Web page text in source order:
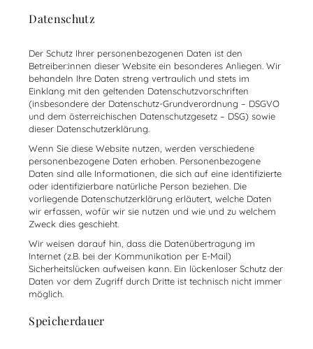
Datenschutz
Der Schutz Ihrer personenbezogenen Daten ist den
Betreiber:innen dieser Website ein besonderes Anliegen. Wir
behandeln Ihre Daten streng vertraulich und stets im
Einklang mit den geltenden Datenschutzvorschriften
(insbesondere der Datenschutz-Grundverordnung – DSGVO
und dem österreichischen Datenschutzgesetz – DSG) sowie
dieser Datenschutzerklärung.
Wenn Sie diese Website nutzen, werden verschiedene
personenbezogene Daten erhoben. Personenbezogene
Daten sind alle Informationen, die sich auf eine identifizierte
oder identifizierbare natürliche Person beziehen. Die
vorliegende Datenschutzerklärung erläutert, welche Daten
wir erfassen, wofür wir sie nutzen und wie und zu welchem
Zweck dies geschieht.
Wir weisen darauf hin, dass die Datenübertragung im
Internet (z.B. bei der Kommunikation per E-Mail)
Sicherheitslücken aufweisen kann. Ein lückenloser Schutz der
Daten vor dem Zugriff durch Dritte ist technisch nicht immer
möglich.
Speicherdauer